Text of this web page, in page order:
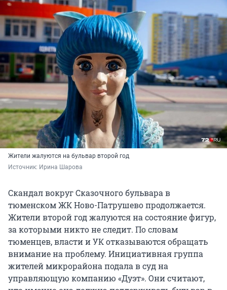
Жители жалуются на бульвар второй год
Источник: Ирина Шарова
Скандал вокруг Сказочного бульвара в
тюменском ЖК Ново-Патрушево продолжается.
Жители второй год жалуются на состояние фигур,
за которыми никто не следит. По словам
тюменцев, власти и УК отказываются обращать
внимание на проблему. Инициативная группа
жителей микрорайона подала в суд на
управляющую компанию «Дуэт». Они считают,